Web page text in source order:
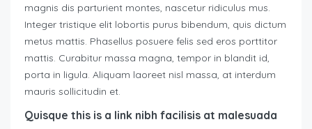
magnis dis parturient montes, nascetur ridiculus mus.
Integer tristique elit lobortis purus bibendum, quis dictum
metus mattis. Phasellus posuere felis sed eros porttitor
mattis. Curabitur massa magna, tempor in blandit id,
porta in ligula. Aliquam laoreet nisl massa, at interdum
mauris sollicitudin et.
Quisque this is a link nibh facilisis at malesuada